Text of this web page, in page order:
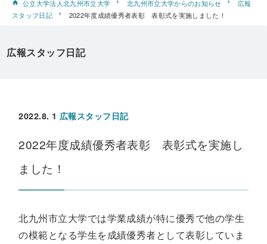
公立大学法人北九州市立大学 北九州市立大学からのお知らせ
広報
スタッフ日記
2022年度成績優秀者表彰 表彰式を実施しました！
広報スタッフ日記
2022.8. 1 広報スタッフ日記
2022年度成績優秀者表彰 表彰式を実施し
ました！
北九州市立大学では学業成績が特に優秀で他の学生
の模範となる学生を成績優秀者として表彰していま